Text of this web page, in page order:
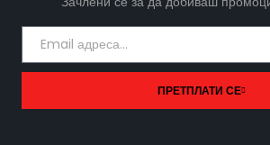
ПРЕТПЛАТИ СЕ